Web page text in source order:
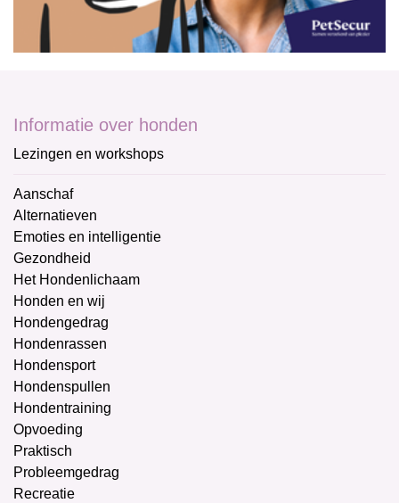
Informatie over honden
Lezingen en workshops
Aanschaf
Alternatieven
Emoties en intelligentie
Gezondheid
Het Hondenlichaam
Honden en wij
Hondengedrag
Hondenrassen
Hondensport
Hondenspullen
Hondentraining
Opvoeding
Praktisch
Probleemgedrag
Recreatie